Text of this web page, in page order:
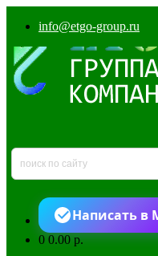
info@etgo-group.ru
Написать в
00.00 р.